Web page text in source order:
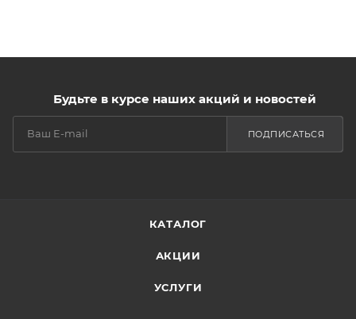
Будьте в курсе наших акций и новостей
ПОДПИСАТЬСЯ
КАТАЛОГ
АКЦИИ
УСЛУГИ